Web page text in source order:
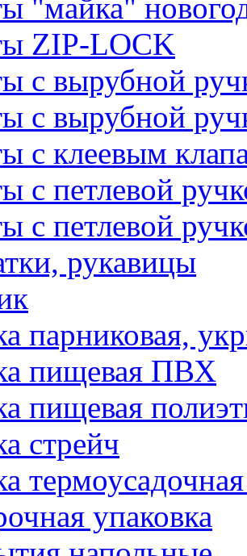
"майка"
ZIP-LOCK
с вырубной
с вырубной
с клеевым
с петлевой
с петлевой
рукавицы
парниковая,
пищевая ПВХ
пищевая
стрейч
упаковка